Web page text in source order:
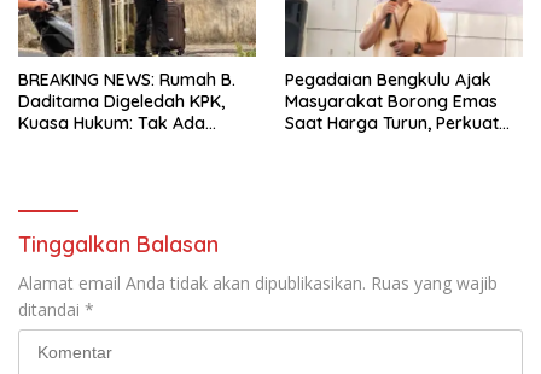
BREAKING NEWS: Rumah B.
Daditama Digeledah KPK,
Kuasa Hukum: Tak Ada
Pegadaian Bengkulu Ajak
Masyarakat Borong Emas
Saat Harga Turun, Perkuat
Tinggalkan Balasan
Alamat email Anda tidak akan dipublikasikan. Ruas yang wajib
ditandai *